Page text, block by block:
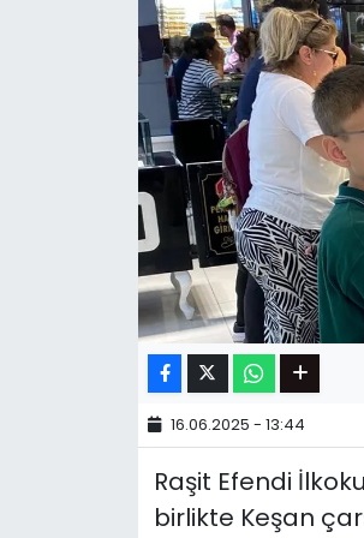
16.06.2025 - 13:44
Raşit Efendi
birlikte Keşan